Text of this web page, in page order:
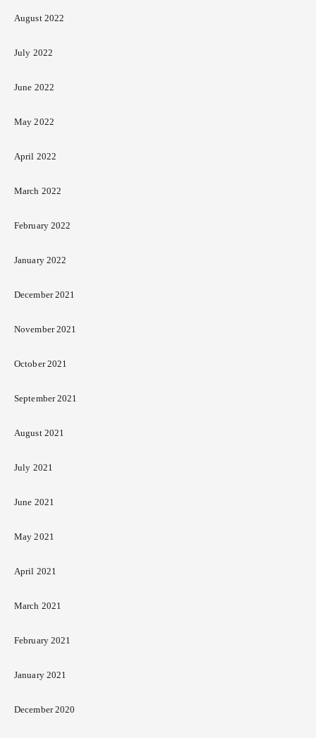
August 2022
July 2022
June 2022
May 2022
April 2022
March 2022
February 2022
January 2022
December 2021
November 2021
October 2021
September 2021
August 2021
July 2021
June 2021
May 2021
April 2021
March 2021
February 2021
January 2021
December 2020